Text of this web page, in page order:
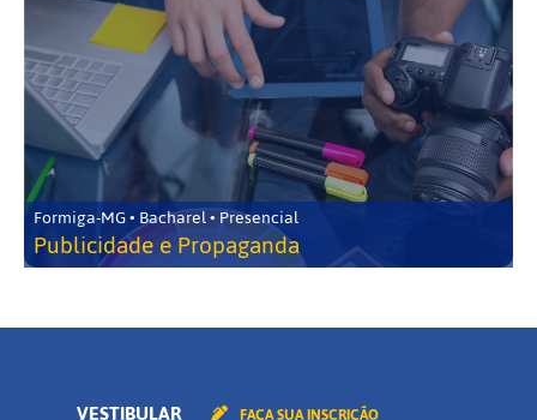
Formiga-MG • Bacharel • Presencial
Publicidade e Propaganda